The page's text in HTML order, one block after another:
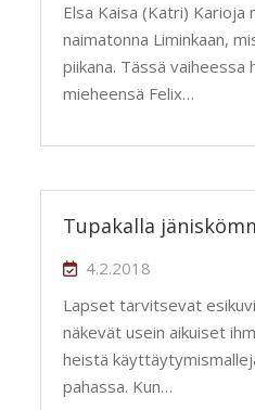
Elsa Kaisa (Katri) Karioja
naimatonna Liminkaan,
piikana. Tässä vaiheessa
mieheensä Felix…
Tupakalla
4.2.2018
Lapset tarvitsevat
näkevät usein aikuiset
heistä
pahassa. Kun…